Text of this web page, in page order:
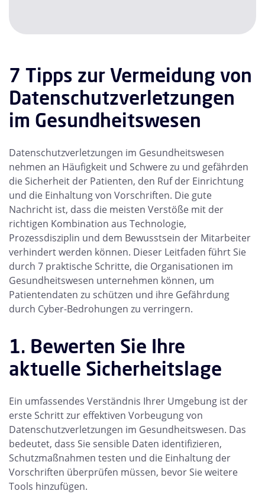
7 Tipps zur Vermeidung von
Datenschutzverletzungen
im Gesundheitswesen
Datenschutzverletzungen im Gesundheitswesen
nehmen an Häufigkeit und Schwere zu und gefährden
die Sicherheit der Patienten, den Ruf der Einrichtung
und die Einhaltung von Vorschriften. Die gute
Nachricht ist, dass die meisten Verstöße mit der
richtigen Kombination aus Technologie,
Prozessdisziplin und dem Bewusstsein der Mitarbeiter
verhindert werden können. Dieser Leitfaden führt Sie
durch 7 praktische Schritte, die Organisationen im
Gesundheitswesen unternehmen können, um
Patientendaten zu schützen und ihre Gefährdung
durch Cyber-Bedrohungen zu verringern.
1. Bewerten Sie Ihre
aktuelle Sicherheitslage
Ein umfassendes Verständnis Ihrer Umgebung ist der
erste Schritt zur effektiven Vorbeugung von
Datenschutzverletzungen im Gesundheitswesen. Das
bedeutet, dass Sie sensible Daten identifizieren,
Schutzmaßnahmen testen und die Einhaltung der
Vorschriften überprüfen müssen, bevor Sie weitere
Tools hinzufügen.